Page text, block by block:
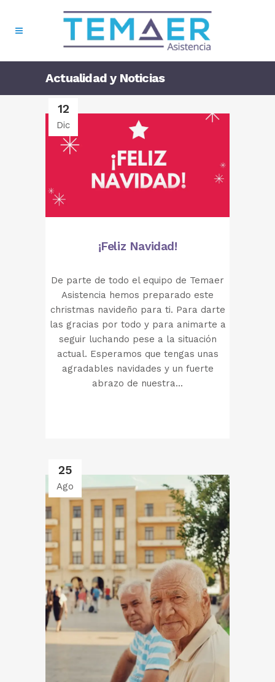
Actualidad y Noticias
12
Dic
¡Feliz Navidad!
De parte de todo el equipo de Temaer
Asistencia hemos preparado este
christmas navideño para ti. Para darte
las gracias por todo y para animarte a
seguir luchando pese a la situación
actual. Esperamos que tengas unas
agradables navidades y un fuerte
abrazo de nuestra...
25
Ago